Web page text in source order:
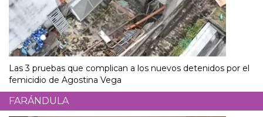
Las 3 pruebas que complican a los nuevos detenidos por el
femicidio de Agostina Vega
FARÁNDULA